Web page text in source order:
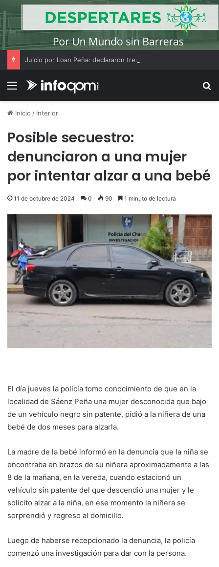
Menú
Inicio / Interior
Posible secuestro:
denunciaron a una mujer
por intentar alzar a una bebé
11 de octubre de 2024 0 90 1 minuto de lectura
El día jueves la policía tomo conocimiento de que en la
localidad de Sáenz Peña una mujer desconocida que bajo
de un vehículo negro sin patente, pidió a la niñera de una
bebé de dos meses para alzarla.
La madre de la bebé informó en la denuncia que la niña se
encontraba en brazos de su niñera aproximadamente a las
8 de la mañana, en la vereda, cuando estacionó un
vehículo sin patente del que descendió una mujer y le
solicito alzar a la niña, en ese momento la niñera se
sorprendió y regreso al domicilio.
Luego de haberse recepcionado la denuncia, la policía
comenzó una investigación para dar con la persona.